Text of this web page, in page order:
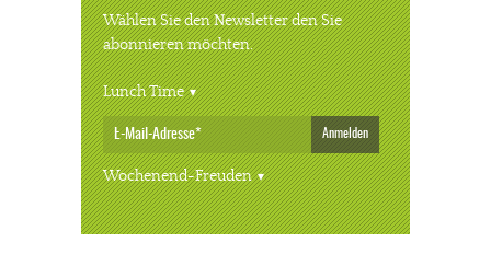
Wählen Sie den Newsletter den Sie
abonnieren möchten.
Lunch Time
Anmelden
Wochenend-Freuden